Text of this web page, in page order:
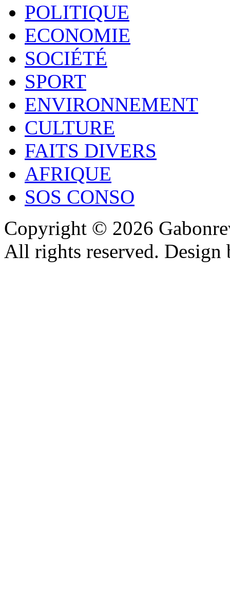
POLITIQUE
ECONOMIE
SOCIÉTÉ
SPORT
ENVIRONNEMENT
CULTURE
FAITS DIVERS
AFRIQUE
SOS CONSO
Copyright © 2026
All rights reserved.